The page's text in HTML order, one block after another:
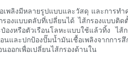
เพลิงมีหลายรูปแบบและวัสดุ และการท
รองแบบตลับที่เปลี่ยนได้ ไส้กรองแบบติด
องหรือตัวเรือนโลหะแบบใช้แล้วทิ้ง ไ
นและปกป้องปั๊มน้ำมันเชื้อเพลิงจากกา
นออกเพื่อเปลี่ยนไส้กรองด้านใน